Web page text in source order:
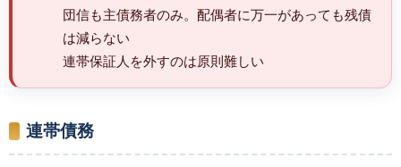
団信も主債務者のみ。配偶者に万一があっても残債
は減らない
連帯保証人を外すのは原則難しい
連帯債務